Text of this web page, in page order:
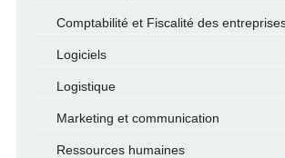
Comptabilité et Fiscalité des
Logiciels
Logistique
Marketing et communication
Ressources humaines